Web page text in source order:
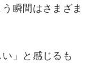
瞬間はさまざま
」と感じるも